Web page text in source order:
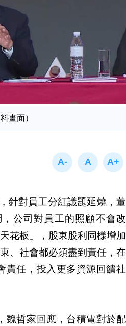
畫面）
針對員工分紅議題延燒，董
公司對員工的照顧不會改
花板」，股東股利同樣增加
、社會都必須盡到責任，在
責任，投入更多資源回饋社
魏哲家回應，台積電對於配